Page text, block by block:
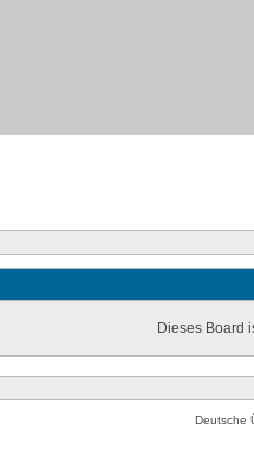
Dieses Board
Deutsche